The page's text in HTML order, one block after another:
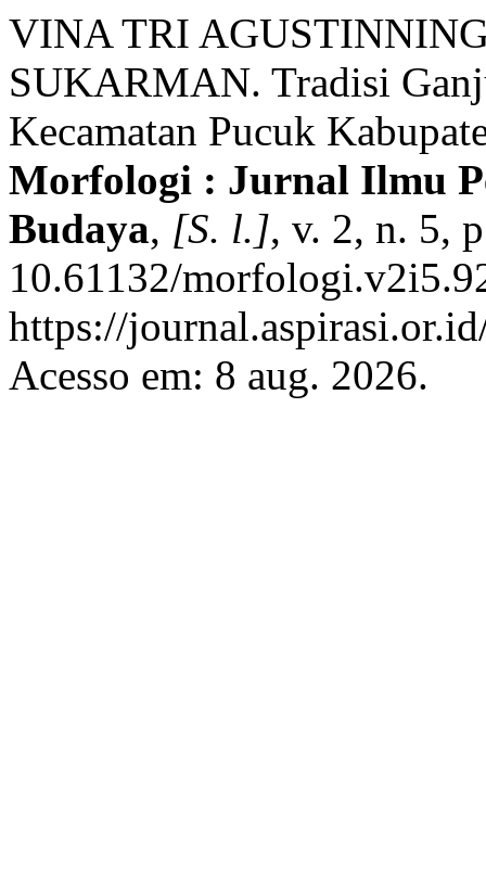
VINA TRI
SUKARMAN. Tradisi
Kecamatan Pucuk
Morfologi : Jurnal Ilmu
Budaya, [S. l.], v. 2, n. 5,
10.61132/
https://
Acesso em: 8 aug. 2026.